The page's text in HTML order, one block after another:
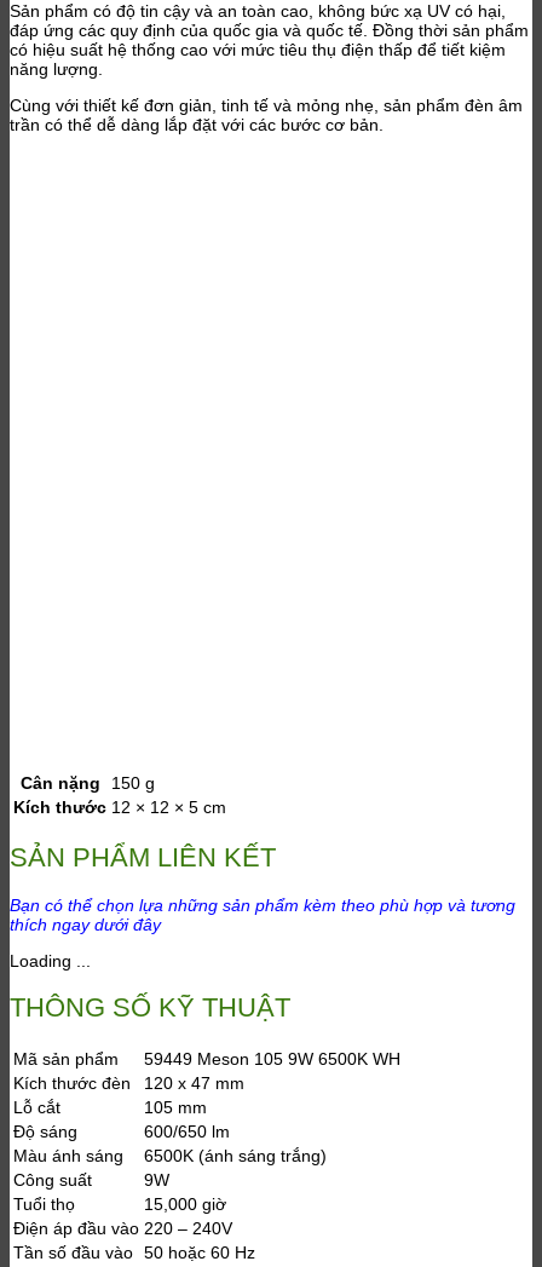
Sản phẩm có độ tin cậy và an toàn cao, không bức xạ UV có hại,
đáp ứng các quy định của quốc gia và quốc tế. Đồng thời sản phẩm
có hiệu suất hệ thống cao với mức tiêu thụ điện thấp để tiết kiệm
năng lượng.
Cùng với thiết kế đơn giản, tinh tế và mỏng nhẹ, sản phẩm đèn âm
trần có thể dễ dàng lắp đặt với các bước cơ bản.
Cân nặng
150 g
Kích thước 12 × 12 × 5 cm
SẢN PHẨM LIÊN KẾT
Bạn có thể chọn lựa những sản phẩm kèm theo phù hợp và tương
thích ngay dưới đây
Loading ...
THÔNG SỐ KỸ THUẬT
Mã sản phẩm
59449 Meson 105 9W 6500K WH
Kích thước đèn
120 x 47 mm
Lỗ cắt
105 mm
Độ sáng
600/650 lm
Màu ánh sáng
6500K (ánh sáng trắng)
Công suất
9W
Tuổi thọ
15,000 giờ
Điện áp đầu vào 220 – 240V
Tần số đầu vào 50 hoặc 60 Hz